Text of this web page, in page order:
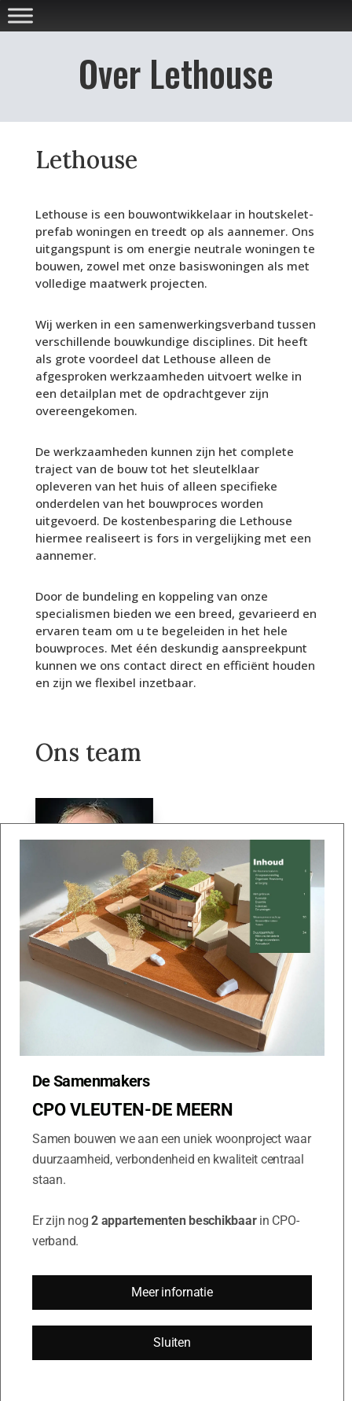
Over Lethouse
Lethouse
Lethouse is een bouwontwikkelaar in houtskelet-
prefab woningen en treedt op als aannemer. Ons
uitgangspunt is om energie neutrale woningen te
bouwen, zowel met onze basiswoningen als met
volledige maatwerk projecten.
Wij werken in een samenwerkingsverband tussen
verschillende bouwkundige disciplines. Dit heeft
als grote voordeel dat Lethouse alleen de
afgesproken werkzaamheden uitvoert welke in
een detailplan met de opdrachtgever zijn
overeengekomen.
De werkzaamheden kunnen zijn het complete
traject van de bouw tot het sleutelklaar
opleveren van het huis of alleen specifieke
onderdelen van het bouwproces worden
uitgevoerd. De kostenbesparing die Lethouse
hiermee realiseert is fors in vergelijking met een
aannemer.
Door de bundeling en koppeling van onze
specialismen bieden we een breed, gevarieerd en
ervaren team om u te begeleiden in het hele
bouwproces. Met één deskundig aanspreekpunt
kunnen we ons contact direct en efficiënt houden
en zijn we flexibel inzetbaar.
Ons team
John Huisman
Medeoprichter
"Ik heb de afgelopen 10 jaar vele houtskelet
fabrikanten bezocht in de Baltische staten en in
overige landen. Gezien de mooie prestaties van
houtskeletbouw in de praktijk richten ook vele
architecten zich op deze innovatieve
ontwikkeling.
Natuurlijk heb ik mijn eigen houtskelet huis in
is in de fabriek in casco elementen geproduceerd
en op de bouwplaats in 1,5 dag gemonteerd.
Geweldig leerproces!"
De Samenmakers
CPO VLEUTEN-DE MEERN
Samen bouwen we aan een uniek woonproject waar
duurzaamheid, verbondenheid en kwaliteit centraal
staan.
Er zijn nog 2 appartementen beschikbaarin CPO-
verband.
Meer infornatie
Sluiten